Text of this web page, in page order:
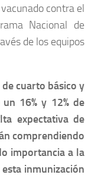
contra el
Nacional de
de los equipos
cuarto básico y
16% y 12% de
expectativa de
comprendiendo
importancia a la
inmunización